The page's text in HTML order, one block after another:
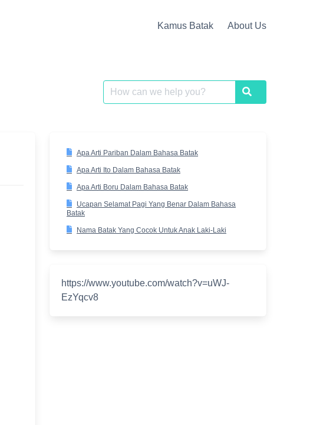
Kamus Batak About Us
Search
for:
Search
Apa Arti Pariban Dalam Bahasa Batak
Apa Arti Ito Dalam Bahasa Batak
Apa Arti Boru Dalam Bahasa Batak
Ucapan Selamat Pagi Yang Benar Dalam Bahasa
Batak
Nama Batak Yang Cocok Untuk Anak Laki-Laki
https://www.youtube.com/watch?v=uWJ-
EzYqcv8